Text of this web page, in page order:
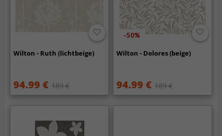
Wilton - Ruth (lichtbeige)
94.99 € 189 €
-50%
Wilton - Dolores (beige)
94.99 € 189 €